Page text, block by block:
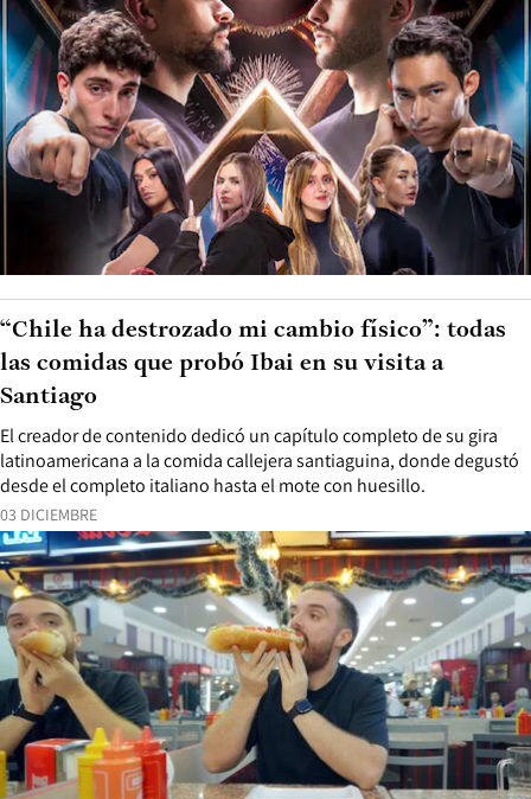
03 DICIEMBRE
El creador de contenido dedicó un capítulo completo de su gira
latinoamericana a la comida callejera santiaguina, donde degustó
desde el completo italiano hasta el mote con huesillo.
“Chile ha destrozado mi cambio físico”: todas
las comidas que probó Ibai en su visita a
Santiago